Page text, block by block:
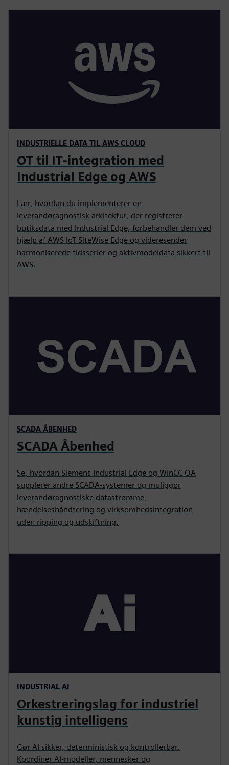
INDUSTRIELLE DATA TIL AWS CLOUD
OT til IT-integration med
Industrial Edge og AWS
Lær, hvordan du implementerer en
leverandøragnostisk arkitektur, der registrerer
butiksdata med Industrial Edge, forbehandler dem ved
hjælp af AWS IoT SiteWise Edge og videresender
harmoniserede tidsserier og aktivmodeldata sikkert til
AWS.
SCADA ÅBENHED
SCADA Åbenhed
Se, hvordan Siemens Industrial Edge og WinCC OA
supplerer andre SCADA-systemer og muliggør
leverandøragnostiske datastrømme,
hændelseshåndtering og virksomhedsintegration
uden ripping og udskiftning.
INDUSTRIAL AI
Orkestreringslag for industriel
kunstig intelligens
Gør AI sikker, deterministisk og kontrollerbar.
Koordiner AI-modeller, mennesker og